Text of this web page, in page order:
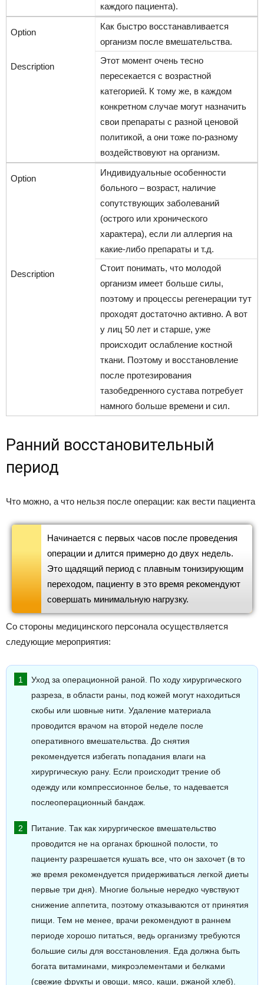
каждого пациента).
Как быстро восстанавливается
организм после вмешательства.
Этот момент очень тесно
пересекается с возрастной
категорией. К тому же, в каждом
конкретном случае могут назначить
свои препараты с разной ценовой
политикой, а они тоже по-разному
воздействовуют на организм.
Индивидуальные особенности
больного – возраст, наличие
сопутствующих заболеваний
(острого или хронического
характера), если ли аллергия на
какие-либо препараты и т.д.
Стоит понимать, что молодой
организм имеет больше силы,
поэтому и процессы регенерации тут
проходят достаточно активно. А вот
у лиц 50 лет и старше, уже
происходит ослабление костной
ткани. Поэтому и восстановление
после протезирования
тазобедренного сустава потребует
намного больше времени и сил.
Ранний восстановительный
период
Что можно, а что нельзя после операции: как вести пациента
Начинается с первых часов после проведения
операции и длится примерно до двух недель.
Это щадящий период с плавным тонизирующим
переходом, пациенту в это время рекомендуют
совершать минимальную нагрузку.
Со стороны медицинского персонала осуществляется
следующие мероприятия:
Уход за операционной раной. По ходу хирургического
разреза, в области раны, под кожей могут находиться
скобы или шовные нити. Удаление материала
проводится врачом на второй неделе после
оперативного вмешательства. До снятия
рекомендуется избегать попадания влаги на
хирургическую рану. Если происходит трение об
одежду или компрессионное белье, то надевается
послеоперационный бандаж.
Питание. Так как хирургическое вмешательство
проводится не на органах брюшной полости, то
пациенту разрешается кушать все, что он захочет (в то
же время рекомендуется придерживаться легкой диеты
первые три дня). Многие больные нередко чувствуют
снижение аппетита, поэтому отказываются от принятия
пищи. Тем не менее, врачи рекомендуют в раннем
периоде хорошо питаться, ведь организму требуются
большие силы для восстановления. Еда должна быть
богата витаминами, микроэлементами и белками
(свежие фрукты и овощи, мясо, каши, ржаной хлеб).